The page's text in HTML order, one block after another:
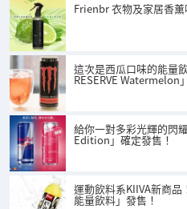
Frienbr 衣物及家居香
這次是西瓜口味的能量
RESERVE Watermelon
給你一對多彩光輝的閃
Edition」確定發售！
運動飲料系KIIVA新商品
能量飲料」發售！